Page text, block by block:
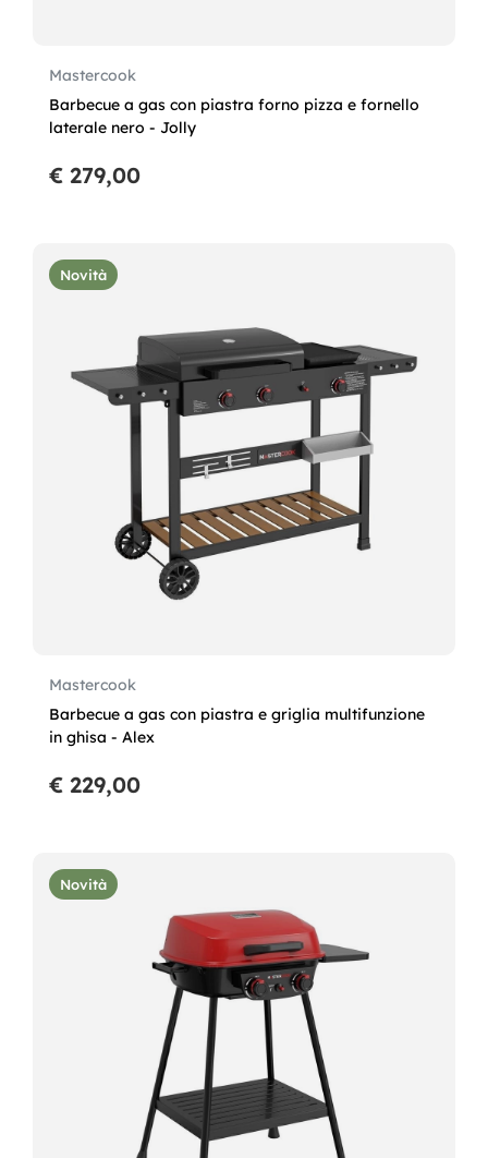
Mastercook
Barbecue a gas con piastra forno pizza e fornello
laterale nero - Jolly
€ 279,00
Novità
Mastercook
Barbecue a gas con piastra e griglia multifunzione
in ghisa - Alex
€ 229,00
Novità